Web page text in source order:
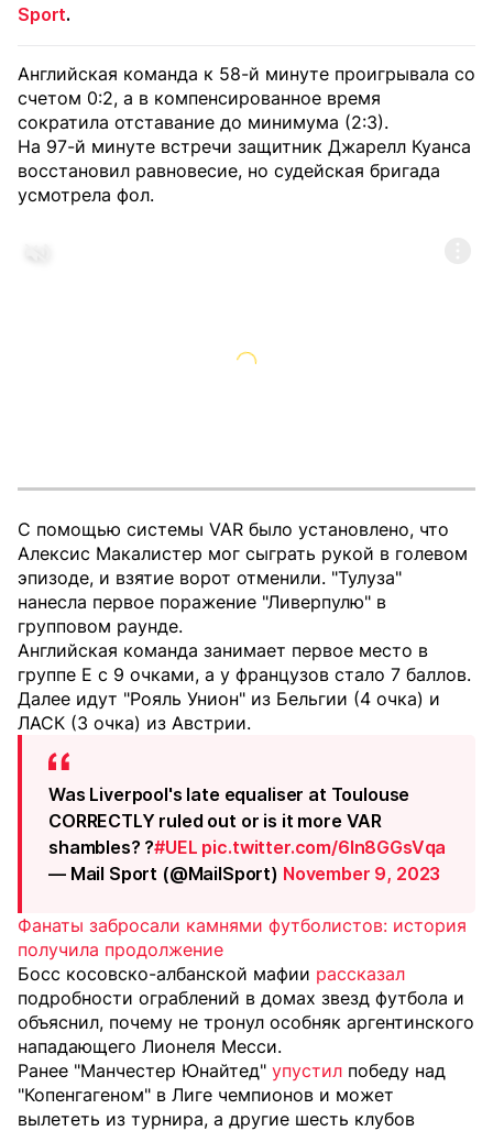
Sport.
Английская команда к 58-й минуте проигрывала со
счетом 0:2, а в компенсированное время
сократила отставание до минимума (2:3).
На 97-й минуте встречи защитник Джарелл Куанса
восстановил равновесие, но судейская бригада
усмотрела фол.
С помощью системы VAR было установлено, что
Алексис Макалистер мог сыграть рукой в голевом
эпизоде, и взятие ворот отменили. "Тулуза"
нанесла первое поражение "Ливерпулю" в
групповом раунде.
Английская команда занимает первое место в
группе Е с 9 очками, а у французов стало 7 баллов.
Далее идут "Рояль Унион" из Бельгии (4 очка) и
ЛАСК (3 очка) из Австрии.
Was Liverpool's late equaliser at Toulouse
CORRECTLY ruled out or is it more VAR
shambles? ?#UEL pic.twitter.com/6In8GGsVqa
— Mail Sport (@MailSport) November 9, 2023
Фанаты забросали камнями футболистов: история
получила продолжение
Босс косовско-албанской мафии рассказал
подробности ограблений в домах звезд футбола и
объяснил, почему не тронул особняк аргентинского
нападающего Лионеля Месси.
Ранее "Манчестер Юнайтед" упустил победу над
"Копенгагеном" в Лиге чемпионов и может
вылететь из турнира, а другие шесть клубов